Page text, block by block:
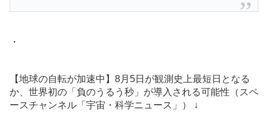
・
【地球の自転が加速中】8月5日が観測史上最短日となる
か、世界初の「負のうるう秒」が導入される可能性（スペ
ースチャンネル「宇宙・科学ニュース」） ↓